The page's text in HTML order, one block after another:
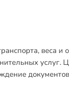
веса и
услуг.